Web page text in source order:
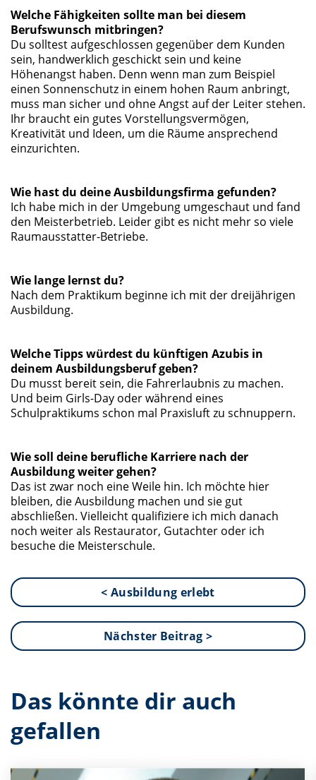
Welche Fähigkeiten sollte man bei diesem
Berufswunsch mitbringen?
Du solltest aufgeschlossen gegenüber dem Kunden
sein, handwerklich geschickt sein und keine
Höhenangst haben. Denn wenn man zum Beispiel
einen Sonnenschutz in einem hohen Raum anbringt,
muss man sicher und ohne Angst auf der Leiter stehen.
Ihr braucht ein gutes Vorstellungsvermögen,
Kreativität und Ideen, um die Räume ansprechend
einzurichten.
Wie hast du deine Ausbildungsfirma gefunden?
Ich habe mich in der Umgebung umgeschaut und fand
den Meisterbetrieb. Leider gibt es nicht mehr so viele
Raumausstatter-Betriebe.
Wie lange lernst du?
Nach dem Praktikum beginne ich mit der dreijährigen
Ausbildung.
Welche Tipps würdest du künftigen Azubis in
deinem Ausbildungsberuf geben?
Du musst bereit sein, die Fahrerlaubnis zu machen.
Und beim Girls-Day oder während eines
Schulpraktikums schon mal Praxisluft zu schnuppern.
Wie soll deine berufliche Karriere nach der
Ausbildung weiter gehen?
Das ist zwar noch eine Weile hin. Ich möchte hier
bleiben, die Ausbildung machen und sie gut
abschließen. Vielleicht qualifiziere ich mich danach
noch weiter als Restaurator, Gutachter oder ich
besuche die Meisterschule.
< Ausbildung erlebt
Nächster Beitrag >
Das könnte dir auch
gefallen